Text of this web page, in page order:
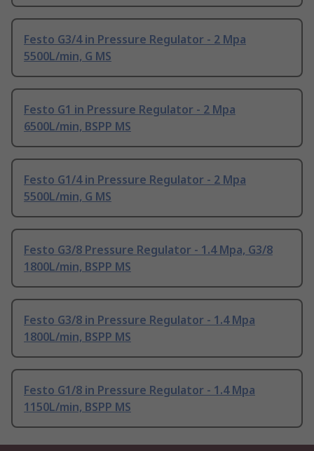
Festo G3/4 in Pressure Regulator - 2 Mpa
5500L/min, G MS
Festo G1 in Pressure Regulator - 2 Mpa
6500L/min, BSPP MS
Festo G1/4 in Pressure Regulator - 2 Mpa
5500L/min, G MS
Festo G3/8 Pressure Regulator - 1.4 Mpa, G3/8
1800L/min, BSPP MS
Festo G3/8 in Pressure Regulator - 1.4 Mpa
1800L/min, BSPP MS
Festo G1/8 in Pressure Regulator - 1.4 Mpa
1150L/min, BSPP MS